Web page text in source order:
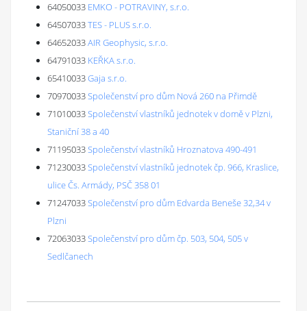
64050033 EMKO - POTRAVINY, s.r.o.
64507033TES - PLUS s.r.o.
64652033AIR Geophysic, s.r.o.
64791033 KEŘKA s.r.o.
65410033Gaja s.r.o.
70970033Společenství pro dům Nová 260 na Přimdě
71010033Společenství vlastníků jednotek v domě v Plzni,
Staniční 38 a 40
71195033Společenství vlastníků Hroznatova 490-491
71230033Společenství vlastníků jednotek čp. 966, Kraslice,
ulice Čs. Armády, PSČ 358 01
71247033Společenství pro dům Edvarda Beneše 32,34 v
Plzni
72063033Společenství pro dům čp. 503, 504, 505 v
Sedlčanech